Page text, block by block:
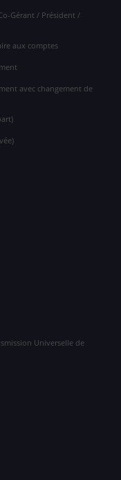
Gérant / Président /
aux comptes
avec changement de
Universelle de